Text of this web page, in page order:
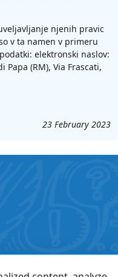
njenih pravic
v ta namen v primeru
elektronski naslov:
Papa (RM), Via Frascati,
23 February 2023